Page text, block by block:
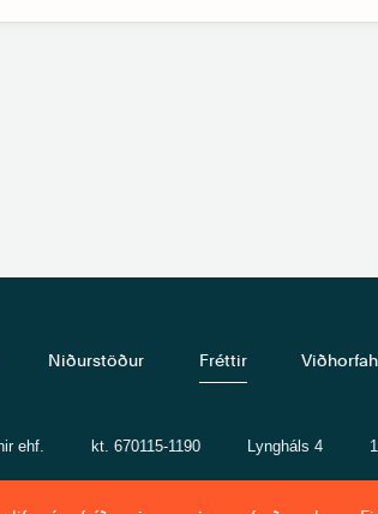
Niðurstöður Fréttir
ehf. kt. 670115-1190 Lyngháls 4